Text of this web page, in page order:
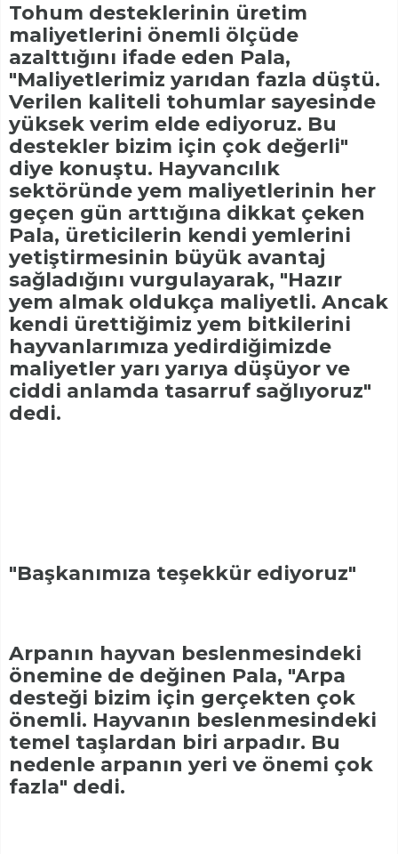
Tohum desteklerinin üretim
maliyetlerini önemli ölçüde
azalttığını ifade eden Pala,
"Maliyetlerimiz yarıdan fazla düştü.
Verilen kaliteli tohumlar sayesinde
yüksek verim elde ediyoruz. Bu
destekler bizim için çok değerli"
diye konuştu. Hayvancılık
sektöründe yem maliyetlerinin her
geçen gün arttığına dikkat çeken
Pala, üreticilerin kendi yemlerini
yetiştirmesinin büyük avantaj
sağladığını vurgulayarak, "Hazır
yem almak oldukça maliyetli. Ancak
kendi ürettiğimiz yem bitkilerini
hayvanlarımıza yedirdiğimizde
maliyetler yarı yarıya düşüyor ve
ciddi anlamda tasarruf sağlıyoruz"
dedi.
"Başkanımıza teşekkür ediyoruz"
Arpanın hayvan beslenmesindeki
önemine de değinen Pala, "Arpa
desteği bizim için gerçekten çok
önemli. Hayvanın beslenmesindeki
temel taşlardan biri arpadır. Bu
nedenle arpanın yeri ve önemi çok
fazla" dedi.